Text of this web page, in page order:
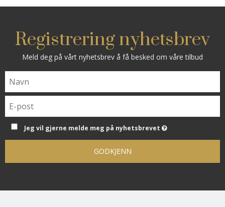
Registrering nyhetsbrev
Meld deg på vårt nyhetsbrev å få besked om våre tilbud
Jeg vil gjerne melde meg på nyhetsbrevet
GODKJENN